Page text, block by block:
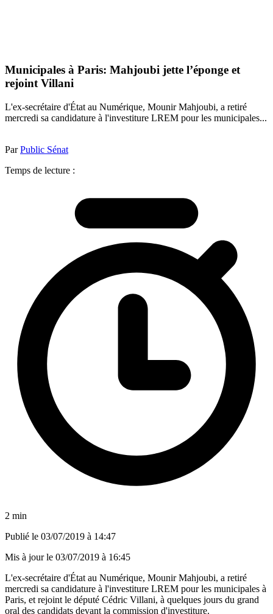
Municipales à Paris: Mahjoubi jette l’éponge et
rejoint Villani
L'ex-secrétaire d'État au Numérique, Mounir Mahjoubi, a retiré
mercredi sa candidature à l'investiture LREM pour les municipales...
ParPublic Sénat
Temps de lecture :
2 min
Publié le 03/07/2019 à 14:47
Mis à jour le 03/07/2019 à 16:45
L'ex-secrétaire d'État au Numérique, Mounir Mahjoubi, a retiré
mercredi sa candidature à l'investiture LREM pour les municipales à
Paris, et rejoint le député Cédric Villani, à quelques jours du grand
oral des candidats devant la commission d'investiture.